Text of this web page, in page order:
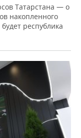
Татарстана — о
накопленного
республика